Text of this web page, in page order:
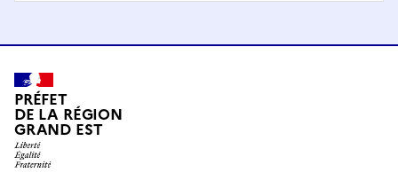
PRÉFET
DE LA RÉGION
GRAND EST